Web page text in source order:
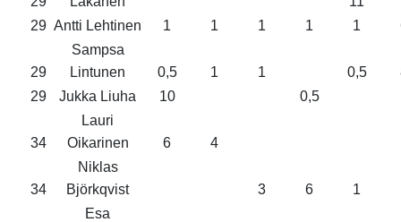
29 Antti Lehtinen 1 1 1 1 1
29
Sampsa
Lintunen
0,5 1 1 0,5
29
Jukka Liuha 10 0,5
34
Lauri
Oikarinen
6 4
34
Niklas
Björkqvist
3 6 1
Esa